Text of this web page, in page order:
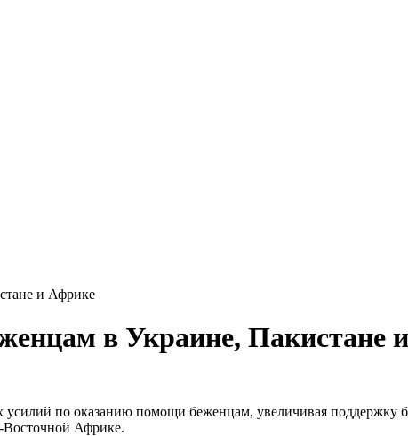
и Африке
в Украине, Пакистане
по оказанию помощи беженцам, увеличивая поддержку
Восточной Африке.